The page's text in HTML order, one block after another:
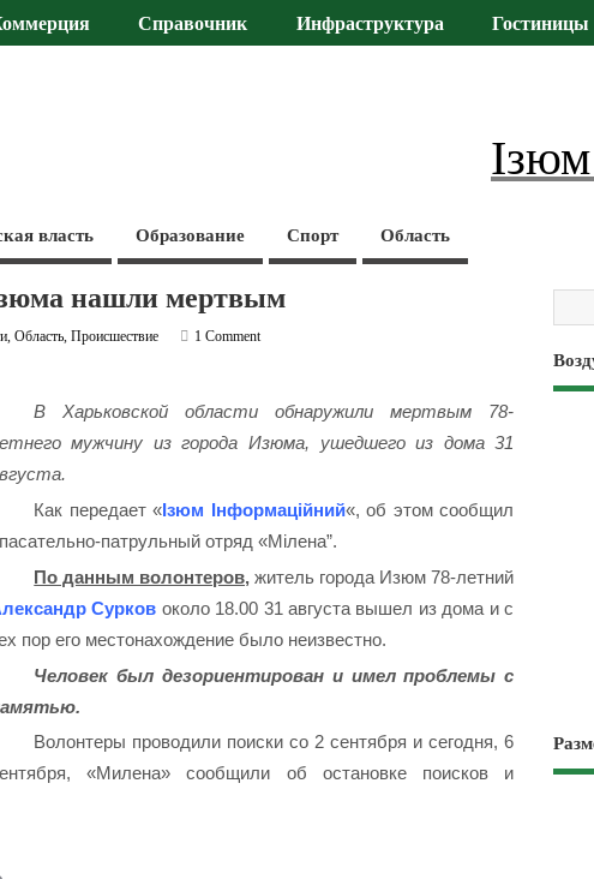
Справочник Инфраструктура Гостиницы
власть Образование Спорт Область
нашли мертвым
,Область,Происшествие
1 Comment
В Харьковской области обнаружили мертвым 78-
мужчину из города Изюма, ушедшего из дома 31
Как передает «Ізюм Інформаційний«, об этом сообщил
патрульный отряд «Мілена”.
По данным волонтеров, житель города Изюм 78-летний
Сурков около 18.00 31 августа вышел из дома и с
пор его местонахождение было неизвестно.
Человек был дезориентирован и имел проблемы с
Волонтеры проводили поиски со 2 сентября и сегодня, 6
«Милена» сообщили об остановке поисков и